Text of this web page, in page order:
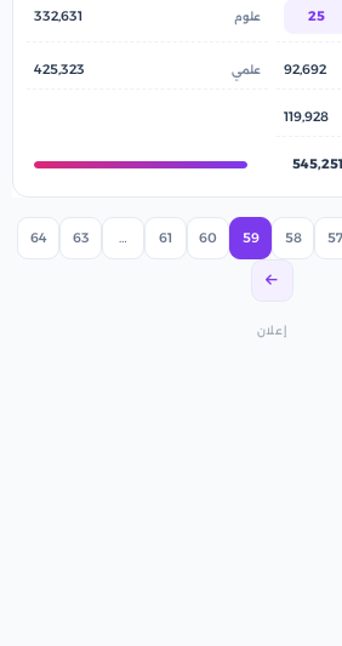
25
332,631
92,692
425,323
119,928
545,251
57
58
59
60
61
…
63
64
إعلان